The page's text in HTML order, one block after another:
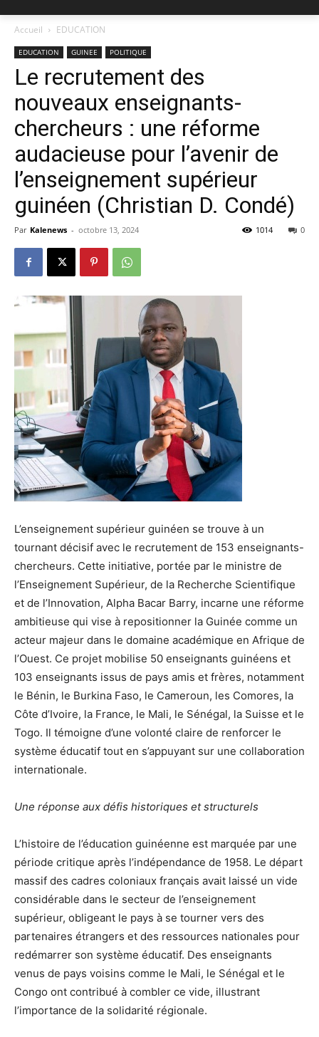
Accueil EDUCATION
EDUCATION GUINEE POLITIQUE
Le recrutement des
nouveaux enseignants-
chercheurs : une réforme
audacieuse pour l’avenir de
l’enseignement supérieur
guinéen (Christian D. Condé)
Par Kalenews - octobre 13, 2024 0
1014
L’enseignement supérieur guinéen se trouve à un
tournant décisif avec le recrutement de 153 enseignants-
chercheurs. Cette initiative, portée par le ministre de
l’Enseignement Supérieur, de la Recherche Scientifique
et de l’Innovation, Alpha Bacar Barry, incarne une réforme
ambitieuse qui vise à repositionner la Guinée comme un
acteur majeur dans le domaine académique en Afrique de
l’Ouest. Ce projet mobilise 50 enseignants guinéens et
103 enseignants issus de pays amis et frères, notamment
le Bénin, le Burkina Faso, le Cameroun, les Comores, la
Côte d’Ivoire, la France, le Mali, le Sénégal, la Suisse et le
Togo. Il témoigne d’une volonté claire de renforcer le
système éducatif tout en s’appuyant sur une collaboration
internationale.
Une réponse aux défis historiques et structurels
L’histoire de l’éducation guinéenne est marquée par une
période critique après l’indépendance de 1958. Le départ
massif des cadres coloniaux français avait laissé un vide
considérable dans le secteur de l’enseignement
supérieur, obligeant le pays à se tourner vers des
partenaires étrangers et des ressources nationales pour
redémarrer son système éducatif. Des enseignants
venus de pays voisins comme le Mali, le Sénégal et le
Congo ont contribué à combler ce vide, illustrant
l’importance de la solidarité régionale.